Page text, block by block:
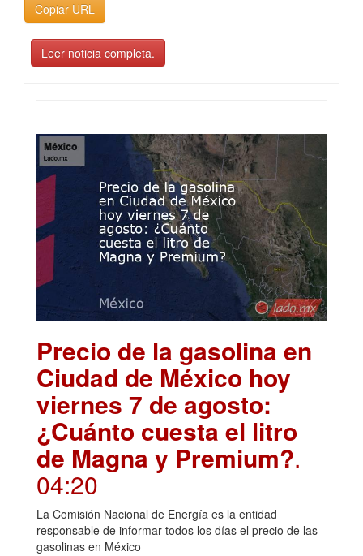
Copiar URL
Leer noticia completa.
Precio de la gasolina en
Ciudad de México hoy
viernes 7 de agosto:
¿Cuánto cuesta el litro
de Magna y Premium?.
04:20
La Comisión Nacional de Energía es la entidad
responsable de informar todos los días el precio de las
gasolinas en México